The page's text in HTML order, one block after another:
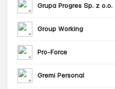
Grupa Progres Sp. z o.o.
Group Working
Pro-Force
Gremi Personal